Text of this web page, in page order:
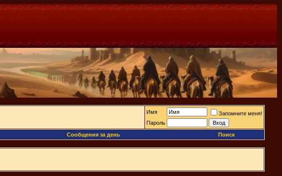
Имя
Запомните меня!
Пароль
Сообщения за день Поиск